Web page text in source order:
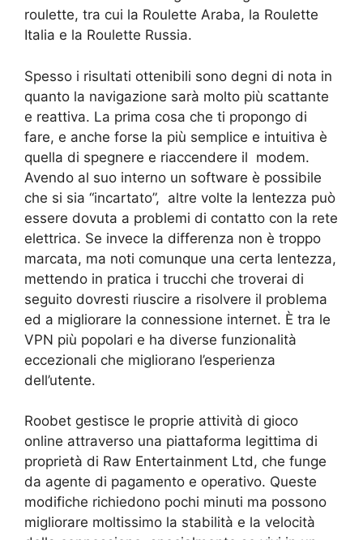
roulette, tra cui la Roulette Araba, la Roulette
Italia e la Roulette Russia.
Spesso i risultati ottenibili sono degni di nota in
quanto la navigazione sarà molto più scattante
e reattiva. La prima cosa che ti propongo di
fare, e anche forse la più semplice e intuitiva è
quella di spegnere e riaccendere il modem.
Avendo al suo interno un software è possibile
che si sia “incartato”, altre volte la lentezza può
essere dovuta a problemi di contatto con la rete
elettrica. Se invece la differenza non è troppo
marcata, ma noti comunque una certa lentezza,
mettendo in pratica i trucchi che troverai di
seguito dovresti riuscire a risolvere il problema
ed a migliorare la connessione internet. È tra le
VPN più popolari e ha diverse funzionalità
eccezionali che migliorano l’esperienza
dell’utente.
Roobet gestisce le proprie attività di gioco
online attraverso una piattaforma legittima di
proprietà di Raw Entertainment Ltd, che funge
da agente di pagamento e operativo. Queste
modifiche richiedono pochi minuti ma possono
migliorare moltissimo la stabilità e la velocità